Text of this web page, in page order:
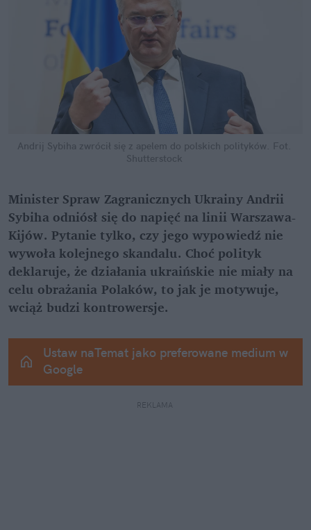
Andrij Sybiha zwrócił się z apelem do polskich polityków. Fot.
Shutterstock
Minister Spraw Zagranicznych Ukrainy Andrii
Sybiha odniósł się do napięć na linii Warszawa-
Kijów. Pytanie tylko, czy jego wypowiedź nie
wywoła kolejnego skandalu. Choć polityk
deklaruje, że działania ukraińskie nie miały na
celu obrażania Polaków, to jak je motywuje,
wciąż budzi kontrowersje.
Ustaw naTemat jako preferowane medium w
Google
REKLAMA